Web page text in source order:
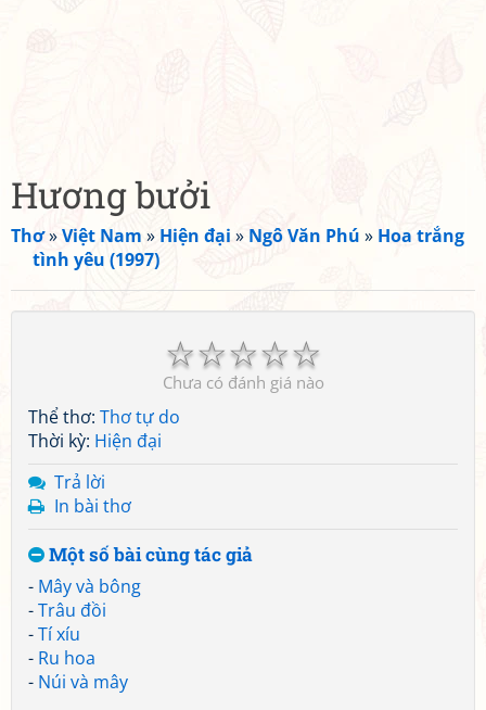
Hương bưởi
Thơ»Việt Nam » Hiện đại » Ngô Văn Phú » Hoa trắng
tình yêu (1997)
☆
☆
☆
☆
☆
Chưa có đánh giá nào
Thể thơ: Thơ tự do
Thời kỳ: Hiện đại
Trả lời
In bài thơ
Một số bài cùng tác giả
- Mây và bông
-Trâu đồi
-Tí xíu
- Ru hoa
- Núi và mây